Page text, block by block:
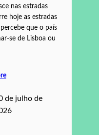
nas estradas
hoje as estradas
que o país
se de Lisboa ou
de julho de